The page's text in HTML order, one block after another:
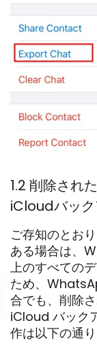
1.2 削除され
iCloudバック
ご存知のとお
ある場合は、
上のすべての
ため、
合でも、削除
iCloud バック
作は以下の通り